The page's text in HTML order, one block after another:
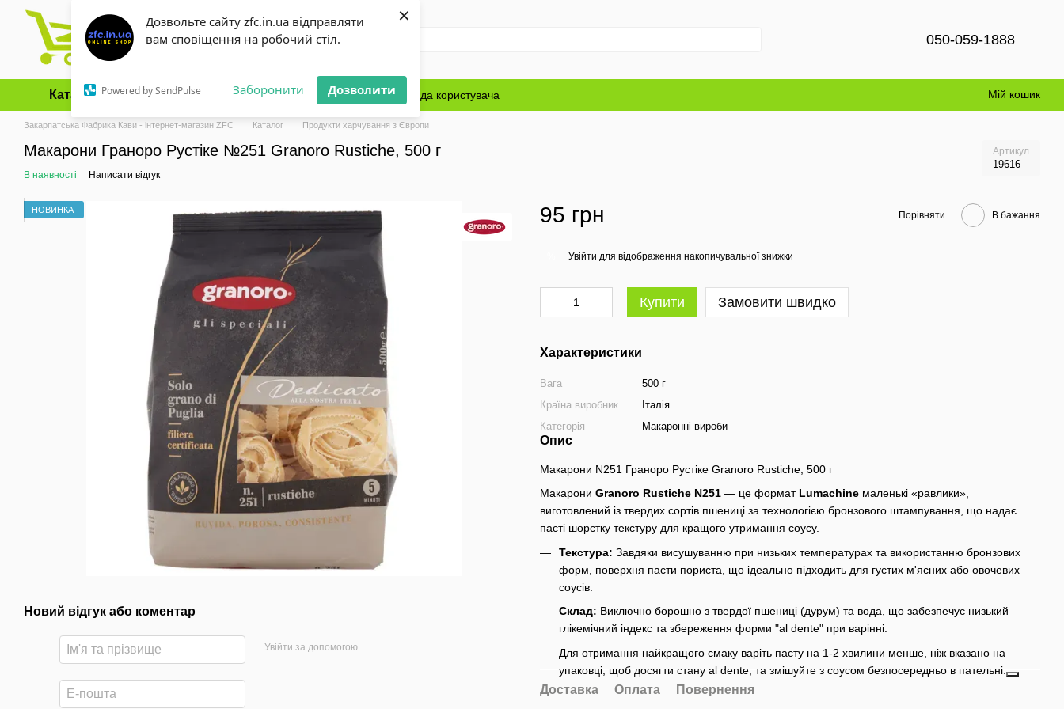
Дозвольте сайту zfc.in.ua відправляти
вам сповіщення на робочий стіл.
Powered by SendPulse Заборонити Дозволити
×
Перейти до основного контенту
050-059-1888
Каталог Оплата і доставка Обмін та повернення Блог Угода користувача Мій кошик
Закарпатська Фабрика Кави - інтернет-магазин ZFC Каталог Продукти харчування з Європи
Макарони Граноро Рустіке №251 Granoro Rustiche, 500 г Артикул
19616
В наявності Написати відгук
НОВИНКА
Новий відгук або коментар
Увійти за допомогою
95 грн Порівняти В бажання
Увійти для відображення накопичувальної знижки
Купити Замовити швидко
Характеристики
Вага
500 г
Країна виробник
Італія
Категорія
Макаронні вироби
Опис
Макарони N251 Граноро Рустіке Granoro Rustiche, 500 г
Макарони Granoro Rustiche N251 — це формат Lumachine маленькі «равлики»,
виготовлений із твердих сортів пшениці за технологією бронзового штампування, що надає
пасті шорстку текстуру для кращого утримання соусу.
Текстура: Завдяки висушуванню при низьких температурах та використанню бронзових
форм, поверхня пасти пориста, що ідеально підходить для густих м'ясних або овочевих
соусів.
Склад: Виключно борошно з твердої пшениці (дурум) та вода, що забезпечує низький
глікемічний індекс та збереження форми "al dente" при варінні.
Для отримання найкращого смаку варіть пасту на 1-2 хвилини менше, ніж вказано на
упаковці, щоб досягти стану al dente, та змішуйте з соусом безпосередньо в пательні.
Доставка Оплата Повернення